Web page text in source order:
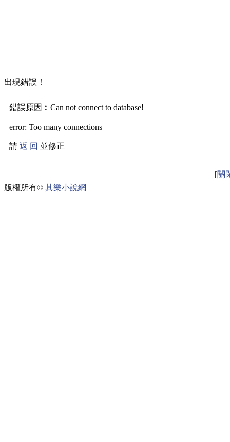
出現錯誤！
錯誤原因︰Can not connect to database!
error: Too many connections
請 返 回 並修正
[關
版權所有© 其樂小說網